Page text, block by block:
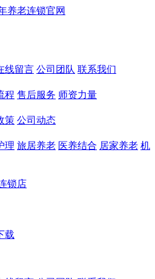
线留言 公司团队 联系我们
程 售后服务 师资力量
策 公司动态
理 旅居养老 医养结合 居家养老 机
锁店
载